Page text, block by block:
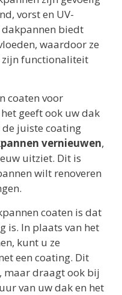
vorst en UV-
biedt
waardoor ze
zijn functionaliteit
coaten voor
het geeft ook uw dak
juiste coating
vernieuwen,
uitziet. Dit is
wilt renoveren
coaten is dat
is. In plaats van het
kunt u ze
een coating. Dit
maar draagt ook bij
van uw dak en het